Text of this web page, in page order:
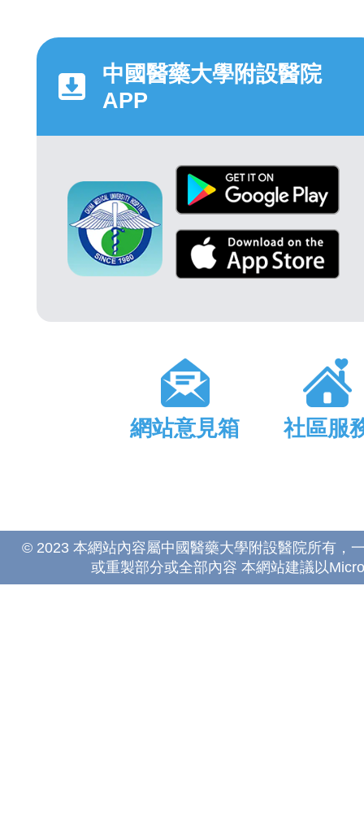
中國醫藥大學附設醫院
APP
網站意見箱 社區服
© 2023 本網站內容屬中國醫藥大學附設醫院所有，
或重製部分或全部內容 本網站建議以